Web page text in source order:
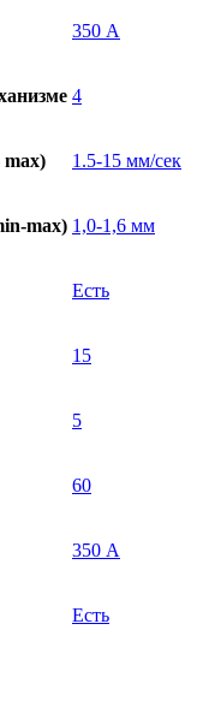
350 А
4
max) 1.5-15 мм/сек
max) 1,0-1,6 мм
Есть
15
5
60
350 А
Есть